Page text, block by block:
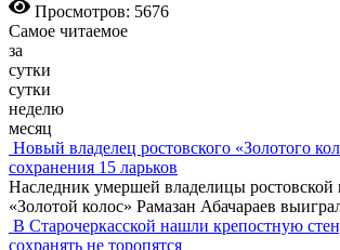
Просмотров: 5676
Самое читаемое
за
сутки
сутки
неделю
месяц
Новый владелец ростовского «Золотого
сохранения 15 ларьков
Наследник умершей владелицы ростовской
«Золотой колос» Рамазан Абачараев
В Старочеркасской нашли крепостную
сохранять не торопятся